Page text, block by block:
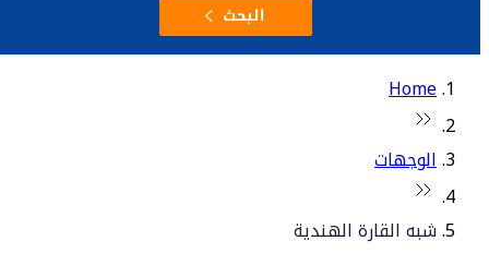
البحث
Home
الوجهات
شبه القارة الهندية